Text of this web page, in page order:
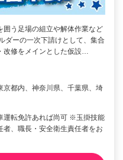
囲う足場の組立や解体作業など
ダーの一次下請けとして、集合
改修をメインとした仮設…
京都内、神奈川県、千葉県、埼
運転免許あれば尚可 ※玉掛技能
、職長・安全衛生責任者をお